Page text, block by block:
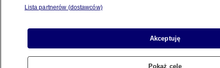
Lista partnerów (dostawców)
Akceptuję
Pokaż cele